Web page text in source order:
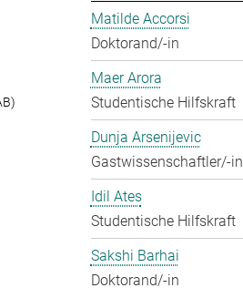
Matilde Accorsi
Doktorand/-in
Maer Arora
Studentische Hilfskraft
Dunja Arsenijevic
Gastwissenschaftler/-in
Idil Ates
Studentische Hilfskraft
Sakshi Barhai
Doktorand/-in